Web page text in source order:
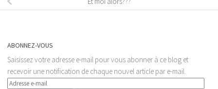
ABONNEZ-VOUS
Saisissez votre adresse e-mail pour vous abonner à ce blog et
recevoir une notification de chaque nouvel article par e-mail.
Adresse